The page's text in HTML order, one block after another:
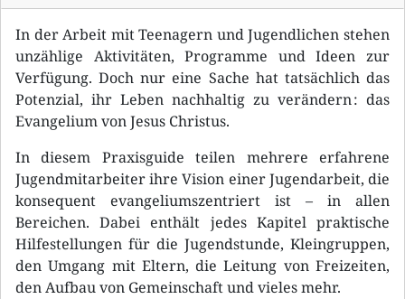
In der Arbeit mit Teenagern und Jugendlichen stehen
unzählige Aktivitäten, Programme und Ideen zur
Verfügung. Doch nur eine Sache hat tatsächlich das
Potenzial, ihr Leben nachhaltig zu verändern : das
Evangelium von Jesus Christus.
In diesem Praxisguide teilen mehrere erfahrene
Jugendmitarbeiter ihre Vision einer Jugendarbeit, die
konsequent evangeliumszentriert ist – in allen
Bereichen. Dabei enthält jedes Kapitel praktische
Hilfestellungen für die Jugendstunde, Kleingruppen,
den Umgang mit Eltern, die Leitung von Freizeiten,
den Aufbau von Gemeinschaft und vieles mehr.